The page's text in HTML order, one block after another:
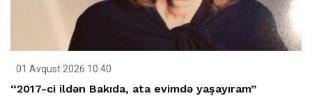
01 Avqust 2026 10:40
“2017-ci ildən Bakıda, ata evimdə yaşayıram”